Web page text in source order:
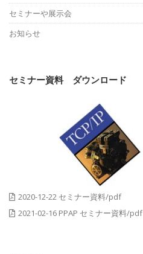
セミナーや展示会
お知らせ
セミナー資料 ダウンロード
2020-12-22 セミナー資料/pdf
2021-02-16 PPAP セミナー資料/pdf